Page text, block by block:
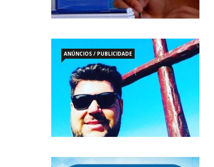
ANÚNCIOS / PUBLICIDADE